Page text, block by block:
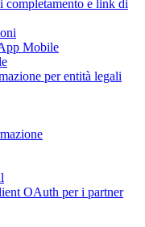
completamento e link di
Mobile
per entità legali
OAuth per i partner